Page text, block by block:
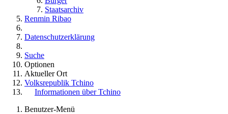
Staatsarchiv
Renmin Ribao
Datenschutzerklärung
Suche
Optionen
Aktueller Ort
Volksrepublik Tchino
Informationen über Tchino
Benutzer-Menü